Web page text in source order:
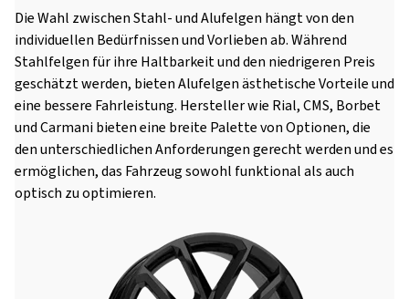
Die Wahl zwischen Stahl- und Alufelgen hängt von den
individuellen Bedürfnissen und Vorlieben ab. Während
Stahlfelgen für ihre Haltbarkeit und den niedrigeren Preis
geschätzt werden, bieten Alufelgen ästhetische Vorteile und
eine bessere Fahrleistung. Hersteller wie Rial, CMS, Borbet
und Carmani bieten eine breite Palette von Optionen, die
den unterschiedlichen Anforderungen gerecht werden und es
ermöglichen, das Fahrzeug sowohl funktional als auch
optisch zu optimieren.